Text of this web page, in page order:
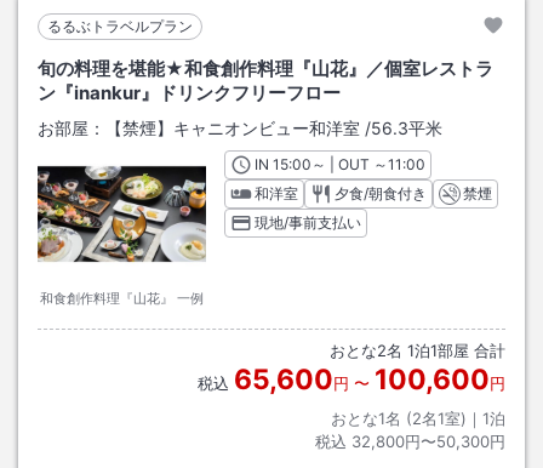
るるぶトラベルプラン
旬の料理を堪能★和食創作料理『山花』／個室レストラ
ン『inankur』ドリンクフリーフロー
お部屋： 【禁煙】キャニオンビュー和洋室 /56.3平米
和食創作料理『山花』 一例
INチェックイン
15:00 ～ | OUT チェックアウト
～11:00
和洋室
夕食/朝食付き
禁煙
現地/事前支払い
おとな2名 1泊1部屋 合計
税込 65,600円 〜 100,600円
おとな1名 (2名1室)｜ 1泊
税込 32,800円〜50,300円